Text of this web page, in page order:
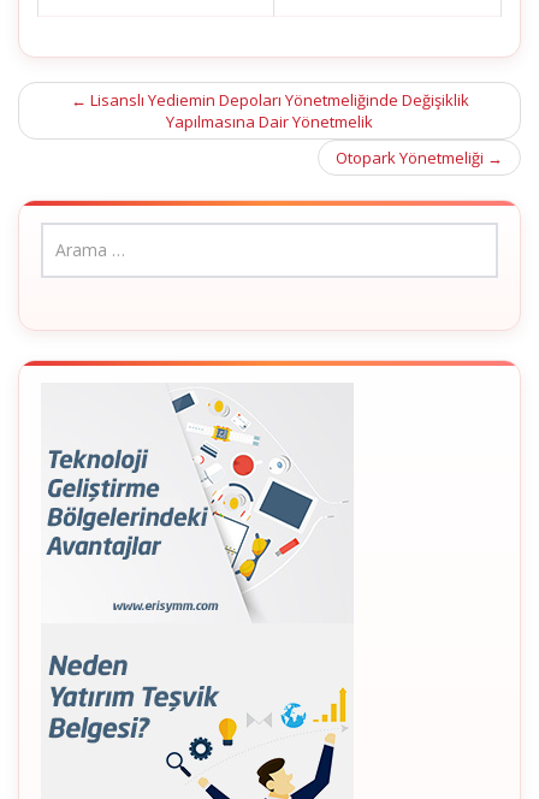
Post
navigation
← Lisanslı Yediemin Depoları Yönetmeliğinde Değişiklik
Yapılmasına Dair Yönetmelik
Otopark Yönetmeliği →